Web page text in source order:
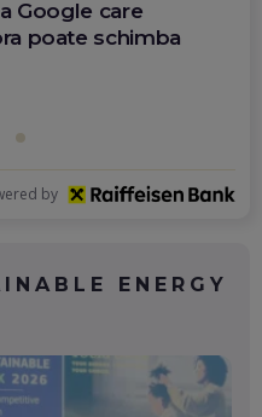
Google care
poate schimba
by
ENERGY